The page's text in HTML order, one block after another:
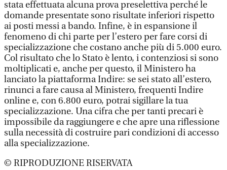
stata effettuata alcuna prova preselettiva perché le
domande presentate sono risultate inferiori rispetto
ai posti messi a bando. Infine, è in espansione il
fenomeno di chi parte per l’estero per fare corsi di
specializzazione che costano anche più di 5.000 euro.
Col risultato che lo Stato è lento, i contenziosi si sono
moltiplicati e, anche per questo, il Ministero ha
lanciato la piattaforma Indire: se sei stato all’estero,
rinunci a fare causa al Ministero, frequenti Indire
online e, con 6.800 euro, potrai sigillare la tua
specializzazione. Una cifra che per tanti precari è
impossibile da raggiungere e che apre una riflessione
sulla necessità di costruire pari condizioni di accesso
alla specializzazione.
© RIPRODUZIONE RISERVATA